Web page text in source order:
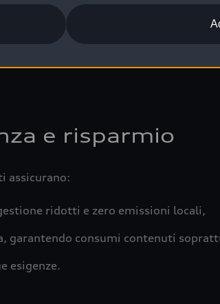
l’usato garantito tramite Audi
fino a 4 anni per una maggiore
e risparmio
assicurano:
ridotti e zero emissioni locali,
garantendo consumi contenuti
esigenze.